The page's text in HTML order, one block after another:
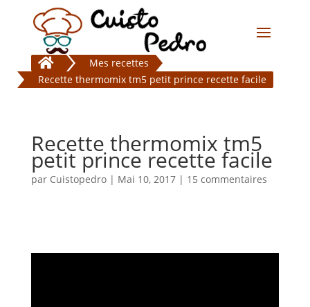

Mes recettes
Recette thermomix tm5 petit prince recette facile
Recette thermomix tm5
petit prince recette facile
par Cuistopedro| Mai 10, 2017| 15 commentaires